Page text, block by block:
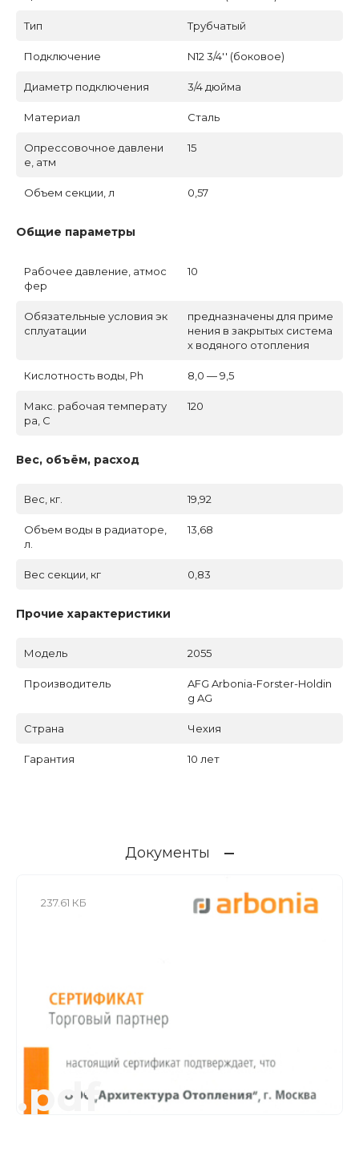
Тип Трубчатый
Подключение N12 3/4'' (боковое)
Диаметр подключения 3/4 дюйма
Материал Сталь
Опрессовочное давлени
е, атм
15
Объем секции, л 0,57
Общие параметры
Рабочее давление, атмос
фер
10
Обязательные условия эк
сплуатации
предназначены для приме
нения в закрытых система
х водяного отопления
Кислотность воды, Ph 8,0 — 9,5
Макс. рабочая температу
ра, C
120
Вес, объём, расход
Вес, кг. 19,92
Объем воды в радиаторе,
л.
13,68
Вес секции, кг 0,83
Прочие характеристики
Модель 2055
Производитель
AFG Arbonia-Forster-Holdin
g AG
Страна Чехия
Гарантия 10 лет
Документы
237.61 КБ
.pdf